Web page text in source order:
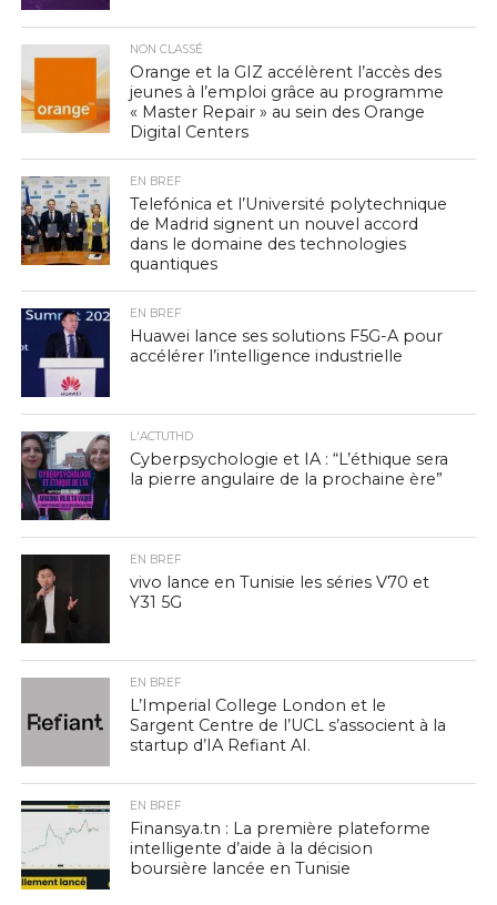
NON CLASSÉ
Orange et la GIZ accélèrent l’accès des
jeunes à l’emploi grâce au programme
« Master Repair » au sein des Orange
Digital Centers
EN BREF
Telefónica et l’Université polytechnique
de Madrid signent un nouvel accord
dans le domaine des technologies
quantiques
EN BREF
Huawei lance ses solutions F5G-A pour
accélérer l’intelligence industrielle
L'ACTUTHD
Cyberpsychologie et IA : “L’éthique sera
la pierre angulaire de la prochaine ère”
EN BREF
vivo lance en Tunisie les séries V70 et
Y31 5G
EN BREF
L’Imperial College London et le
Sargent Centre de l’UCL s’associent à la
startup d’IA Refiant AI.
EN BREF
Finansya.tn : La première plateforme
intelligente d’aide à la décision
boursière lancée en Tunisie